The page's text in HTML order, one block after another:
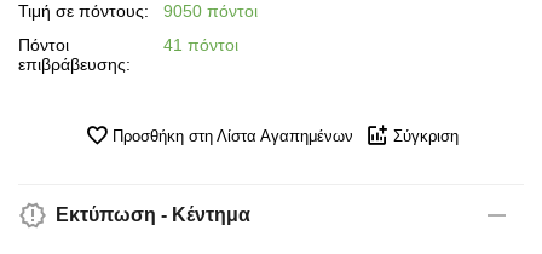
Τιμή σε πόντους:
9050 πόντοι
Πόντοι
επιβράβευσης:
41 πόντοι
Προσθήκη στη Λίστα Αγαπημένων Σύγκριση
Εκτύπωση - Κέντημα